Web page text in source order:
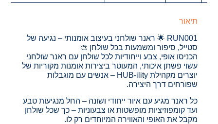
תיאור
RUN001 🌟 ראנר שולחני בעיצוב אומנותי – נגיעה של
סטייל, סיפור ומשמעות בכל שולחן 🎨
הכניסו אופי, צבע וייחודיות לכל שולחן עם ראנר שולחני
עשוי פשתן איכותי, המעוטר ביצירות אומנות מקוריות של
יוצרים מקהילת HUB-ility – אנשים עם מוגבלות
שפורחים דרך היצירה.
כל ראנר מגיע עם איור ייחודי ושונה – החל מנגיעות טבע
ועד קומפוזיציות מופשטות או צבעוניות – כך שכל שולחן
מקבל את האופי והאווירה המיוחדים רק לו.